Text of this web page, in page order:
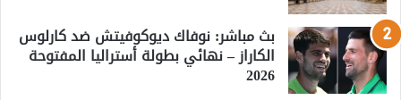
بث مباشر: نوفاك ديوكوفيتش ضد كارلوس
الكاراز – نهائي بطولة أستراليا المفتوحة
2026